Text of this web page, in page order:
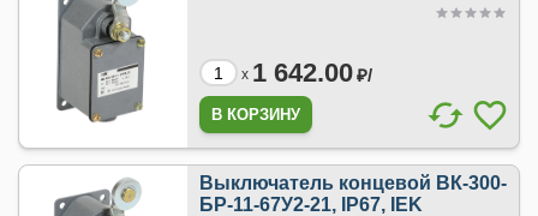
x 1 642.00₽/
Выключатель концевой ВК-300-
БР-11-67У2-21, IP67, IEK